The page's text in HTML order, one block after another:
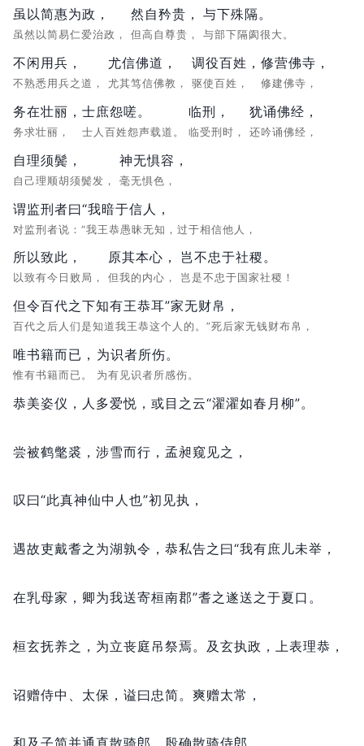
虽以简惠为政，
虽然以简易仁爱治政，
然自矜贵，
但高自尊贵，
与下殊隔。
与部下隔阂很大。
不闲用兵，
不熟悉用兵之道，
尤信佛道，
尤其笃信佛教，
调役百姓，
驱使百姓，
修营佛寺，
修建佛寺，
务在壮丽，
务求壮丽，
士庶怨嗟。
士人百姓怨声载道。
临刑，
临受刑时，
犹诵佛经，
还吟诵佛经，
自理须鬓，
自己理顺胡须鬓发，
神无惧容，
毫无惧色，
谓监刑者曰“我暗于信人，
对监刑者说：“我王恭愚昧无知，过于相信他人，
所以致此，
以致有今日败局，
原其本心，
但我的内心，
岂不忠于社稷。
岂是不忠于国家社稷！
但令百代之下知有王恭耳”家无财帛，
百代之后人们是知道我王恭这个人的。”死后家无钱财布帛，
唯书籍而已，
惟有书籍而已。
为识者所伤。
为有见识者所感伤。
恭美姿仪， 人多爱悦， 或目之云“濯濯如春月柳”。
尝被鹤氅裘， 涉雪而行， 孟昶窥见之，
叹曰“此真神仙中人也”初见执，
遇故吏戴耆之为湖孰令， 恭私告之曰“我有庶儿未举，
在乳母家， 卿为我送寄桓南郡”耆之遂送之于夏口。
桓玄抚养之， 为立丧庭吊祭焉。 及玄执政， 上表理恭，
诏赠侍中、太保， 谥曰忠简。 爽赠太常，